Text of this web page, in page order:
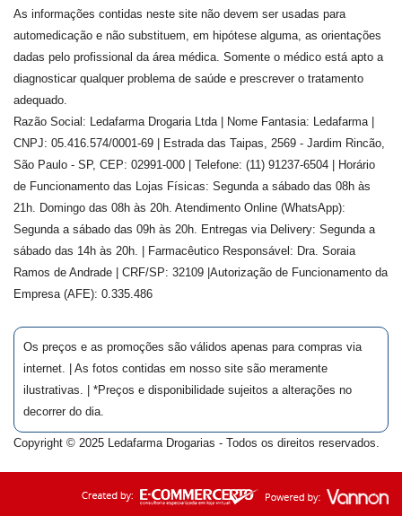
As informações contidas neste site não devem ser usadas para
automedicação e não substituem, em hipótese alguma, as orientações
dadas pelo profissional da área médica. Somente o médico está apto a
diagnosticar qualquer problema de saúde e prescrever o tratamento
adequado.
Razão Social: Ledafarma Drogaria Ltda | Nome Fantasia: Ledafarma |
CNPJ: 05.416.574/0001-69 | Estrada das Taipas, 2569 - Jardim Rincão,
São Paulo - SP, CEP: 02991-000 | Telefone: (11) 91237-6504 | Horário
de Funcionamento das Lojas Físicas: Segunda a sábado das 08h às
21h. Domingo das 08h às 20h. Atendimento Online (WhatsApp):
Segunda a sábado das 09h às 20h. Entregas via Delivery: Segunda a
sábado das 14h às 20h. | Farmacêutico Responsável: Dra. Soraia
Ramos de Andrade
| CRF/SP: 32109 |Autorização de Funcionamento da
Empresa (AFE): 0.335.486
Os preços e as promoções são válidos apenas para compras via
internet. | As fotos contidas em nosso site são meramente
ilustrativas. | *Preços e disponibilidade sujeitos a alterações no
decorrer do dia.
Copyright © 2025 Ledafarma Drogarias - Todos os direitos reservados.